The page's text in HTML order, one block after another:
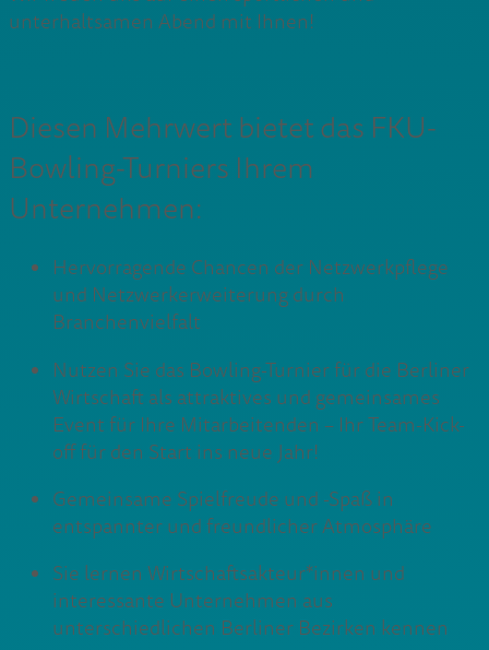
unterhaltsamen Abend mit Ihnen!
Diesen Mehrwert bietet das FKU-
Bowling-Turniers Ihrem
Unternehmen:
Hervorragende Chancen der Netzwerkpflege
und Netzwerkerweiterung durch
Branchenvielfalt
Nutzen Sie das Bowling-Turnier für die Berliner
Wirtschaft als attraktives und gemeinsames
Event für Ihre Mitarbeitenden – Ihr Team-Kick-
off für den Start ins neue Jahr!
Gemeinsame Spielfreude und -Spaß in
entspannter und freundlicher Atmosphäre
Sie lernen Wirtschaftsakteur*innen und
interessante Unternehmen aus
unterschiedlichen Berliner Bezirken kennen